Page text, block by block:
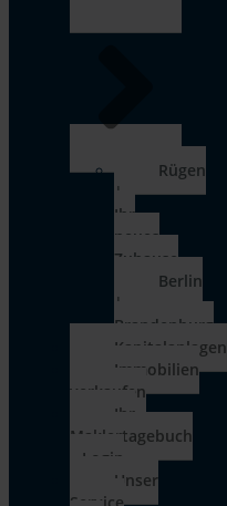
Rügen
|
Ihr
neues
Zuhause
Berlin
|
Brandenburg
Kapitalanlagen
Immobilien
verkaufen
Ihr
Maklertagebuch
– Login
Unser